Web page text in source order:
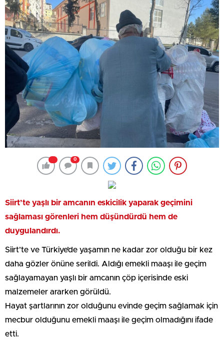
0
Siirt’te yaşlı bir amcanın eskicilik yaparak geçimini
sağlaması görenleri hem düşündürdü hem de
duygulandırdı.
Siirt’te ve Türkiye’de yaşamın ne kadar zor olduğu bir kez
daha gözler önüne serildi. Aldığı emekli maaşı ile geçim
sağlayamayan yaşlı bir amcanın çöp içerisinde eski
malzemeler ararken görüldü.
Hayat şartlarının zor olduğunu evinde geçim sağlamak için
mecbur olduğunu emekli maaşı ile geçim olmadığını ifade
etti.